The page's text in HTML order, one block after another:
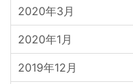
2020年3月
2020年1月
2019年12月